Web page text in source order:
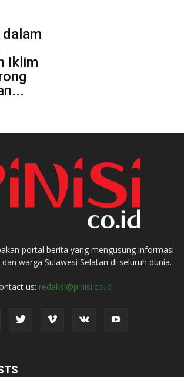
Iklim
portal berita yang mengusung informasi
warga Sulawesi Selatan di seluruh dunia.
us: redaksi@pinisi.co.id